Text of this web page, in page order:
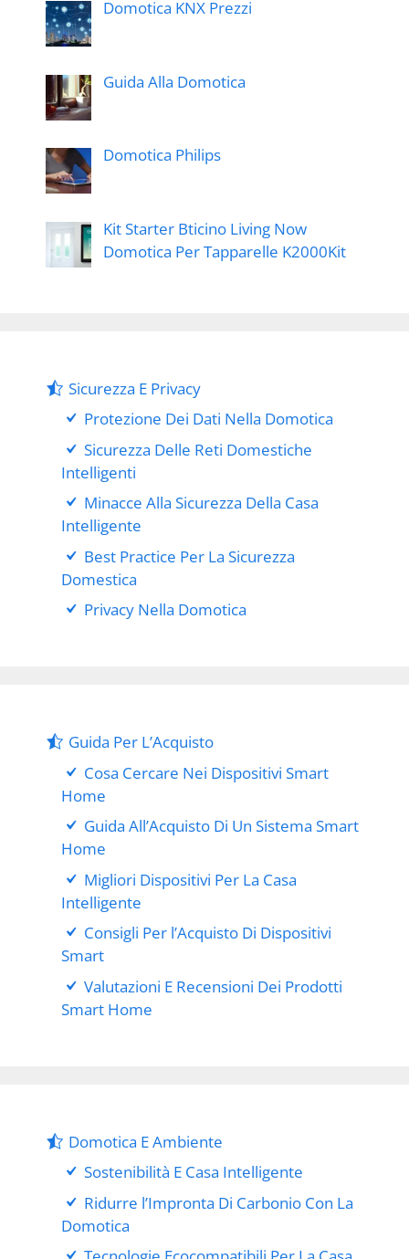
Domotica KNX Prezzi
Guida Alla Domotica
Domotica Philips
Kit Starter Bticino Living Now
Domotica Per Tapparelle K2000Kit
Sicurezza E Privacy
Protezione Dei Dati Nella Domotica
Sicurezza Delle Reti Domestiche
Intelligenti
Minacce Alla Sicurezza Della Casa
Intelligente
Best Practice Per La Sicurezza
Domestica
Privacy Nella Domotica
Guida Per L’Acquisto
Cosa Cercare Nei Dispositivi Smart
Home
Guida All’Acquisto Di Un Sistema Smart
Home
Migliori Dispositivi Per La Casa
Intelligente
Consigli Per l’Acquisto Di Dispositivi
Smart
Valutazioni E Recensioni Dei Prodotti
Smart Home
Domotica E Ambiente
Sostenibilità E Casa Intelligente
Ridurre l’Impronta Di Carbonio Con La
Domotica